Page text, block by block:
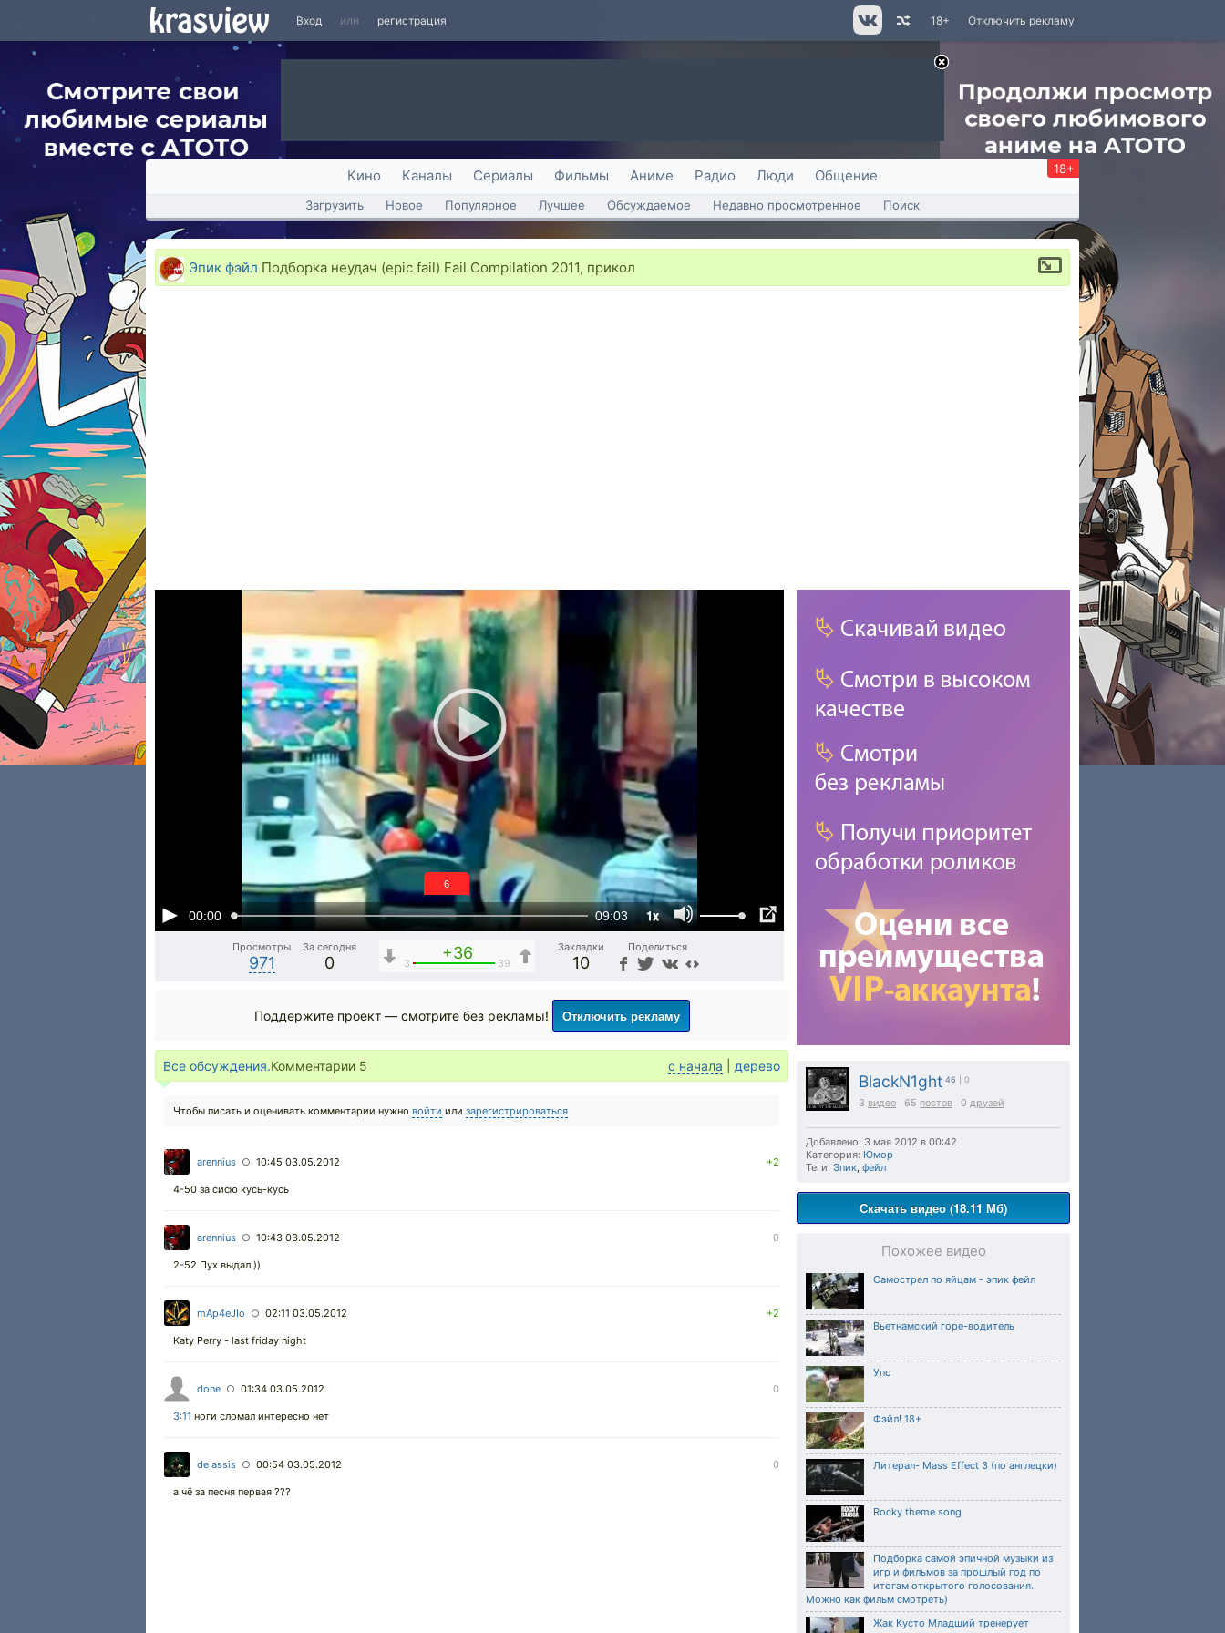
Вход или регистрация Отключить рекламу
18+
Кино Каналы Сериалы Фильмы Аниме Радио Люди Общение 18+
Загрузить Новое Популярное Лучшее Обсуждаемое Недавно просмотренное Поиск
Эпик фэйл Подборка неудач (epic fail) Fail Compilation 2011, прикол
00:00 09:03 1x
6
Просмотры
971
За сегодня
0
+36
3 39
Закладки
10
Поделиться
BlackN1ght 46 | 0
3 видео 65 постов 0 друзей
Добавлено: 3 мая 2012 в 00:42
Категория: Юмор
Теги: Эпик, фейл
Скачать видео (18.11 Мб)
Похожее видео
Самострел по яйцам - эпик фейл
Вьетнамский горе-водитель
Упс
Фэйл! 18+
Литерал- Mass Effect 3 (по англецки)
Rocky theme song
Подборка самой эпичной музыки из
игр и фильмов за прошлый год по
итогам открытого голосования.
Можно как фильм смотреть)
Жак Кусто Младший тренерует
Поддержите проект — смотрите без рекламы! Отключить рекламу
Все обсуждения.Комментарии 5 с начала дерево
Чтобы писать и оценивать комментарии нужно войти или зарегистрироваться
arennius ○ 10:45 03.05.2012 +2
4-50 за сисю кусь-кусь
arennius ○ 10:43 03.05.2012 0
2-52 Пух выдал ))
mAp4eJIo ○ 02:11 03.05.2012 +2
Katy Perry - last friday night
done ○ 01:34 03.05.2012 0
3:11 ноги сломал интересно нет
de assis ○ 00:54 03.05.2012 0
а чё за песня первая ???